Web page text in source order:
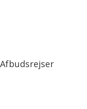
Afbudsrejser